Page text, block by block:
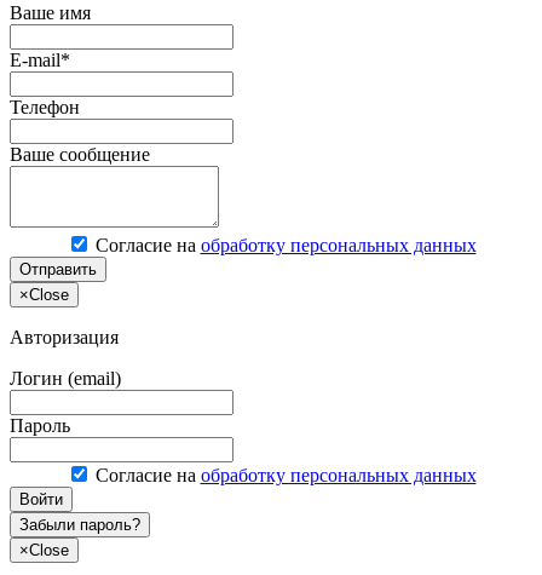
Ваше имя
E-mail*
Телефон
Ваше сообщение
Согласие на обработку персональных данных
Отправить
×Close
Авторизация
Логин (email)
Пароль
Согласие на обработку персональных данных
Войти
Забыли пароль?
×Close